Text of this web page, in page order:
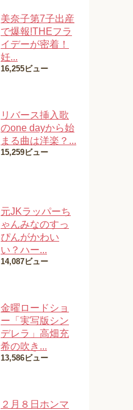
美奈子第7子出産
で爆報!THEフラ
イデーが密着！
妊...
16,255ビュー
リバース挿入歌
のone dayから始
まる曲は洋楽？...
15,259ビュー
元JKラッパーち
ゃんみなのすっ
ぴんがかわい
い？ハー...
14,087ビュー
金曜ロードショ
ー「実写版シン
デレラ」高畑充
希の吹き...
13,586ビュー
２月８日ホンマ